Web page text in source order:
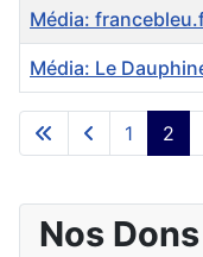
Articles
Média:
Média: Le
1 2
Nos